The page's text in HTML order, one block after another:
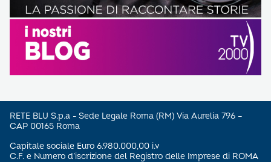
RETE BLU S.p.a - Sede Legale Roma (RM) Via Aurelia 796 –
CAP 00165 Roma
Capitale sociale Euro 6.980.000,00 i.v
C.F. e Numero d’iscrizione del Registro delle Imprese di ROMA